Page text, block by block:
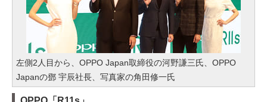
左側2人目から、OPPO Japan取締役の河野謙三氏、OPPO
Japanの鄧 宇辰社長、写真家の角田修一氏